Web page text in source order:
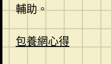
輔助。
包養網心得